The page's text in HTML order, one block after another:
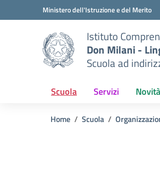
Vai ai contenuti
Vai al menu di navigazioneMinistero dell'Istruzione e del Merito
Istituto
Don Milani -
Scuola ad
Scuola Servizi Novità
Home Scuola